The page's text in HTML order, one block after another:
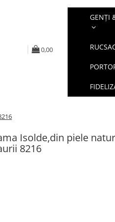
0,00
GENȚI
Isolde,din piele
8216